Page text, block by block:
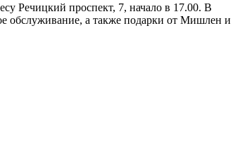
Речицкий проспект, 7, начало в 17.00. В
обслуживание, а также подарки от Мишлен и